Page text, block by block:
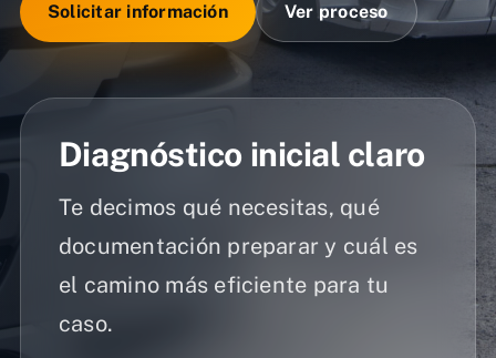
Solicitar información Ver proceso
Diagnóstico inicial claro
Te decimos qué necesitas, qué
documentación preparar y cuál es
el camino más eficiente para tu
caso.